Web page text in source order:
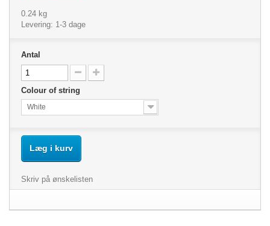
0.24 kg
Levering: 1-3 dage
Antal
Colour of string
White
Læg i kurv
Skriv på ønskelisten